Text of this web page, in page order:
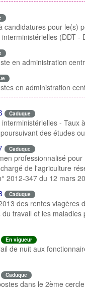
candidatures pour le(s)
(DDT -
en administration
en administration
Caduque
-
des études
Caduque
professionnalisé
de l'agriculture
2012-347 du 12 mars
Caduque
des rentes viagères
travail et les
En vigueur
de nuit aux
Caduque
dans le 2ème cercle